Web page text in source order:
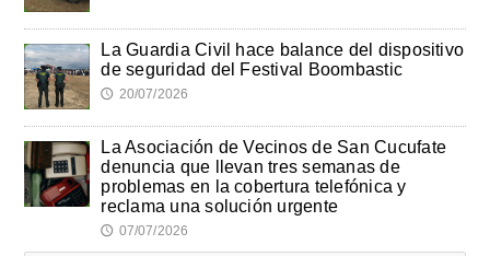
La Guardia Civil hace balance del dispositivo
de seguridad del Festival Boombastic
🕔 20/07/2026
La Asociación de Vecinos de San Cucufate
denuncia que llevan tres semanas de
problemas en la cobertura telefónica y
reclama una solución urgente
🕔 07/07/2026